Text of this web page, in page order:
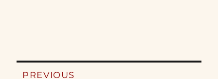
Post
PREVIOUS